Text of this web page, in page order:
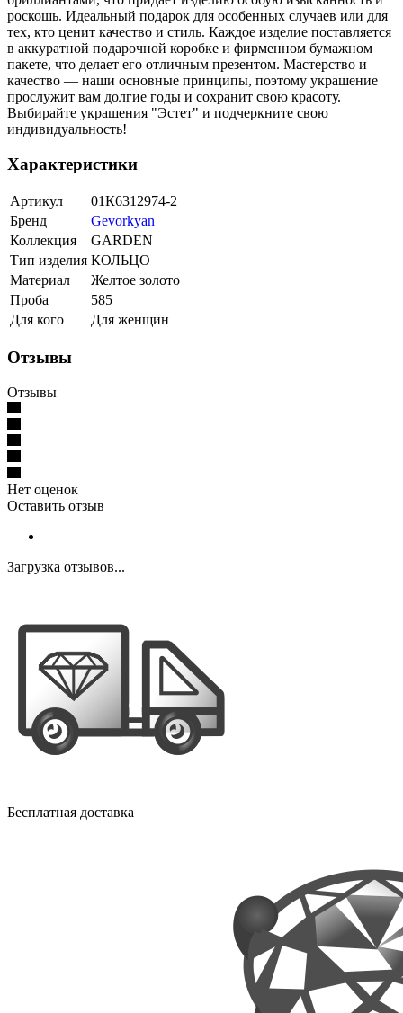
роскошь. Идеальный подарок для особенных случаев или для
тех, кто ценит качество и стиль. Каждое изделие поставляется
в аккуратной подарочной коробке и фирменном бумажном
пакете, что делает его отличным презентом. Мастерство и
качество — наши основные принципы, поэтому украшение
прослужит вам долгие годы и сохранит свою красоту.
Выбирайте украшения "Эстет" и подчеркните свою
индивидуальность!
Характеристики
Артикул
01К6312974-2
Бренд
Gevorkyan
Коллекция
GARDEN
Тип изделия КОЛЬЦО
Материал
Желтое золото
Проба
585
Для кого
Для женщин
Отзывы
Отзывы
Нет оценок
Оставить отзыв
Загрузка отзывов...
Бесплатная доставка